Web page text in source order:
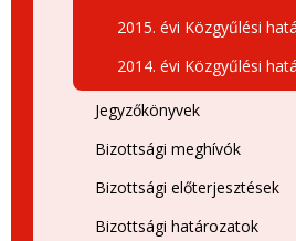
2015. évi Közgyűlési
2014. évi Közgyűlési
Jegyzőkönyvek
Bizottsági meghívók
Bizottsági előterjesztések
Bizottsági határozatok